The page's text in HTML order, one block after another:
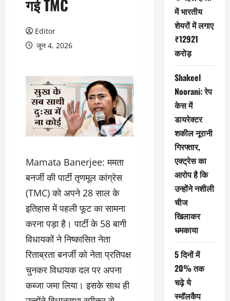
गई TMC
Editor
जून 4, 2026
Mamata Banerjee: ममता
बनर्जी की पार्टी तृणमूल कांग्रेस
(TMC) को अपने 28 साल के
इतिहास में पहली फूट का सामना
करना पड़ा है। पार्टी के 58 बागी
विधायकों ने निष्कासित नेता
रिताब्रता बनर्जी को नेता प्रतिपक्ष
चुनकर विधायक दल पर अपना
कब्जा जमा लिया। इसके साथ ही
में भारतीय
शेयरों में लगाए
₹12921
करोड़
Shakeel
Noorani: रेप
केस में
डायरेक्टर
शकील नूरानी
गिरफ्तार,
एक्ट्रेस का
आरोप है कि
उन्होंने नशीली
चीज
खिलाकर
धमकाया
5 दिनों में
20% तक
चढ़े ये
स्मॉलकैप